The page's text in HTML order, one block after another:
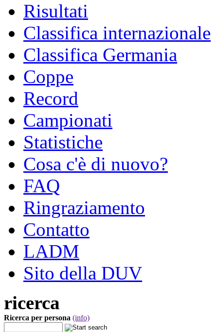
Risultati
Classifica internazionale
Classifica Germania
Coppe
Record
Campionati
Statistiche
Cosa c'è di nuovo?
FAQ
Ringraziamento
Contatto
LADM
Sito della DUV
ricerca
Ricerca per persona (info)